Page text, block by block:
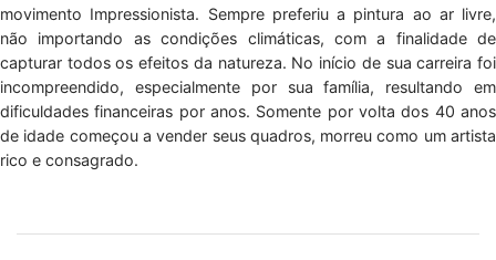
movimento Impressionista. Sempre preferiu a pintura ao ar livre,
não importando as condições climáticas, com a finalidade de
capturar todos os efeitos da natureza. No início de sua carreira foi
incompreendido, especialmente por sua família, resultando em
dificuldades financeiras por anos. Somente por volta dos 40 anos
de idade começou a vender seus quadros, morreu como um artista
rico e consagrado.